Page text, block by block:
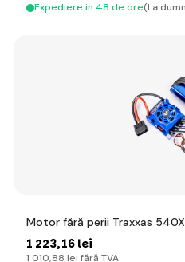
Expediere in 48 de ore(La
Motor fără perii Traxxas
1 223,16 lei
1 010,88 lei fără TVA